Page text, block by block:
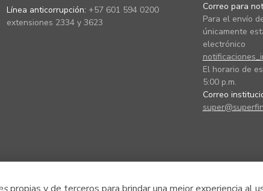
Línea anticorrupción: +57 601 594 0200
extensiones 2334 y 3623
Correo para
Para el envío
únicamente
electrónico
El horario de
5:00 p.m.
Correo